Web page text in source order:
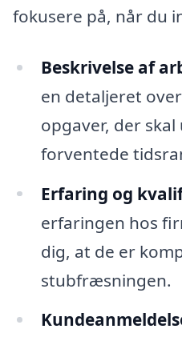
fokusere på, når du
Beskrivelse af
en detaljeret
opgaver, der
forventede
Erfaring og
erfaringen hos
dig, at de er
stubfræsningen.